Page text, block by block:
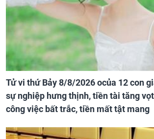
Tử vi thứ Bảy 8/8/2026 ocủa 12 con
sự nghiệp hưng thịnh, tiền tài tăng
công việc bất trắc, tiền mất tật mang